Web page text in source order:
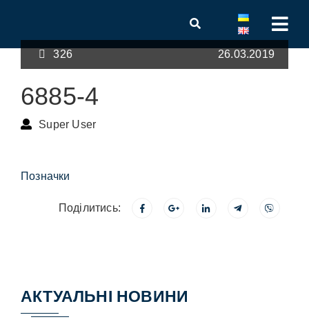
326 26.03.2019
6885-4
Super User
Позначки
Поділитись:
АКТУАЛЬНІ НОВИНИ